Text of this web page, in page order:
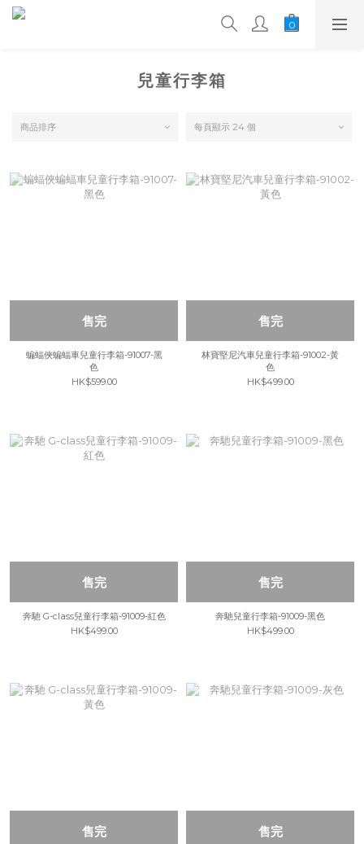
兒童行李箱
商品排序 每頁顯示 24 個
售完
蝙蝠俠蝙蝠車兒童行李箱-91007-黑
色
HK$599.00
售完
林寶堅尼汽車兒童行李箱-91002-黃
色
HK$499.00
售完
奔馳 G-class兒童行李箱-91009-紅色
HK$499.00
售完
奔馳兒童行李箱-91009-黑色
HK$499.00
售完 售完